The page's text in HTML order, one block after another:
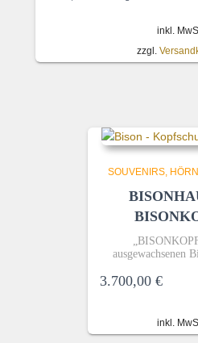
inkl.
zzgl.
SOUVENIRS,
ausgewachsenen
3.700,00 €
inkl.